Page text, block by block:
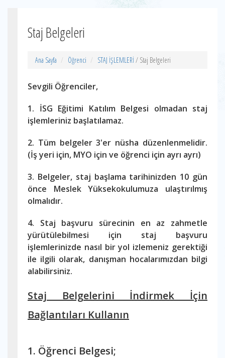
Staj Belgeleri
Ana Sayfa Öğrenci STAJ İŞLEMLERİ / Staj Belgeleri
Sevgili Öğrenciler,
1. İSG Eğitimi Katılım Belgesi olmadan staj
işlemleriniz başlatılamaz.
2. Tüm belgeler 3'er nüsha düzenlenmelidir.
(İş yeri için, MYO için ve öğrenci için ayrı ayrı)
3. Belgeler, staj başlama tarihinizden 10 gün
önce Meslek Yüksekokulumuza ulaştırılmış
olmalıdır.
4. Staj başvuru sürecinin en az zahmetle
yürütülebilmesi için staj başvuru
işlemlerinizde nasıl bir yol izlemeniz gerektiği
ile ilgili olarak, danışman hocalarımızdan bilgi
alabilirsiniz.
Staj Belgelerini İndirmek İçin
Bağlantıları Kullanın
1. Öğrenci Belgesi;